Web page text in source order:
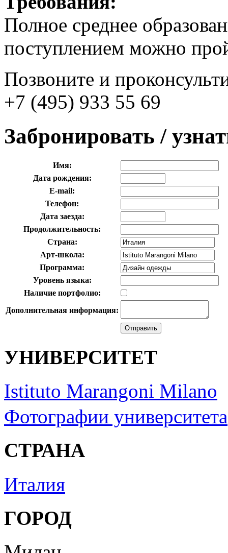
Полное среднее
поступлением можно
Позвоните и
+7 (495) 933 55 69
Забронировать /
Имя:
Дата рождения:
E-mail:
Телефон:
Дата заезда:
Продолжительность:
Страна:
Арт-школа:
Программа:
Уровень языка:
Наличие портфолио:
Дополнительная информация:
УНИВЕРСИТЕТ
Istituto Marangoni Milano
Фотографии университета
СТРАНА
Италия
ГОРОД